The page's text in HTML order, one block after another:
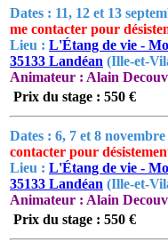
Dates : 11, 12 et 13
me contacter pour
Lieu : L'Étang de vie -
35133 Landéan (Ille-et-
Animateur : Alain
Prix du stage : 550 €
Dates : 6, 7 et 8 novembre
contacter pour
Lieu : L'Étang de vie -
35133 Landéan (Ille-et-
Animateur : Alain
Prix du stage : 550 €